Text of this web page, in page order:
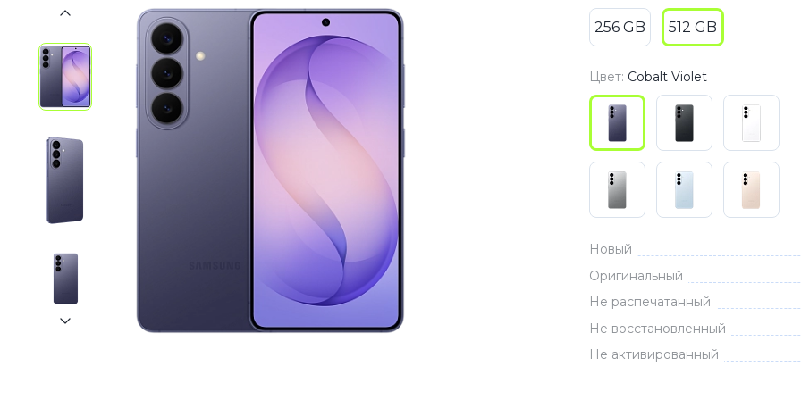
iPhone 13
iPhone 12
Pixel 6
M Series
X Series
Honor
Honor 400
Honor
Nothing
256 GB 512 GB
Цвет: Cobalt Violet
Новый
Оригинальный
Не распечатанный
Не восстановленный
Не активированный